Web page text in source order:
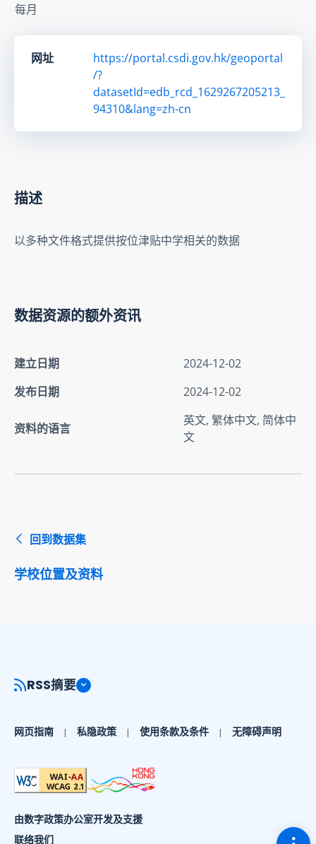
每月
网址
https://portal.csdi.gov.hk/geoportal
/?
datasetId=edb_rcd_1629267205213_
94310&lang=zh-cn
描述
以多种文件格式提供按位津贴中学相关的数据
数据资源的额外资讯
建立日期
2024-12-02
发布日期
2024-12-02
资料的语言
英文, 繁体中文, 简体中
文
回到数据集
学校位置及资料
切
RSS摘要
网页指南 私隐政策 使用条款及条件 无障碍声明
由数字政策办公室开发及支援
联络我们